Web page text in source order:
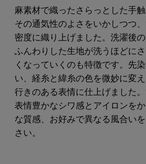
麻素材で織ったさらっとした手触
その通気性のよさをいかしつつ
密度に織り上げました。洗濯後の
ふんわりした生地が洗うほどに
くなっていくのも特徴です。先
い、経糸と緯糸の色を微妙に変
行きのある表情に仕上げました
表情豊かなシワ感とアイロンを
な質感、お好みで異なる風合い
さい。